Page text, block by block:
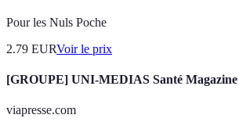
Pour les Nuls Poche
2.79 EURVoir le prix
[GROUPE] UNI-MEDIAS Santé Magazine
viapresse.com